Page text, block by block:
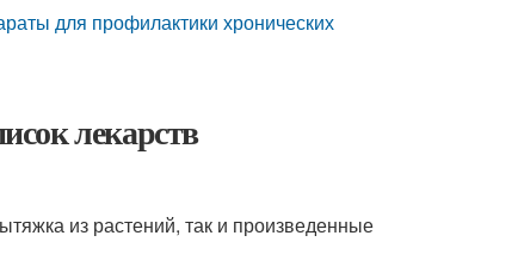
для профилактики хронических
лекарств
из растений, так и произведенные